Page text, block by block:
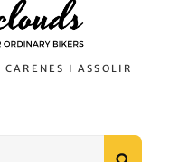
CARENES I ASSOLIR